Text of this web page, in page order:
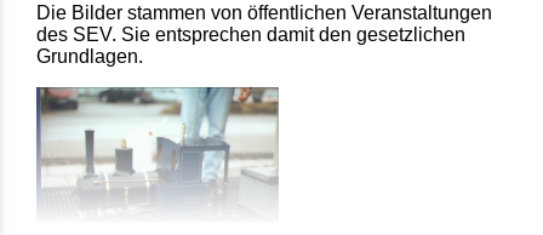
Die Bilder stammen von öffentlichen Veranstaltungen
des SEV. Sie entsprechen damit den gesetzlichen
Grundlagen.